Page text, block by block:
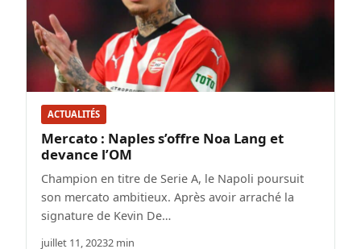
ACTUALITÉS
Mercato : Naples s’offre Noa Lang et
devance l’OM
Champion en titre de Serie A, le Napoli poursuit
son mercato ambitieux. Après avoir arraché la
signature de Kevin De…
juillet 11, 20232 min